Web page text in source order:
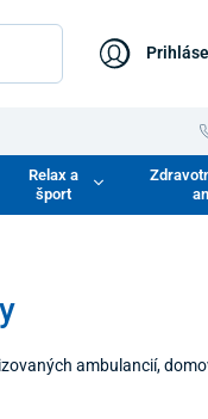
Relax a
šport
ambulancií,
zvyšuje bezpečnosť